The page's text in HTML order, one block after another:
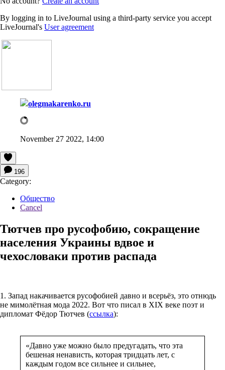
By logging in to LiveJournal using a third-party service you accept
LiveJournal's User agreement
olegmakarenko.ru
November 27 2022, 14:00
196
Category:
Общество
Cancel
Тютчев про русофобию, сокращение
населения Украины вдвое и
чехословаки против распада
1. Запад накачивается русофобией давно и всерьёз, это отнюдь
не мимолётная мода 2022. Вот что писал в XIX веке поэт и
дипломат Фёдор Тютчев (ссылка):
«Давно уже можно было предугадать, что эта
бешеная ненависть, которая тридцать лет, с
каждым годом все сильнее и сильнее,